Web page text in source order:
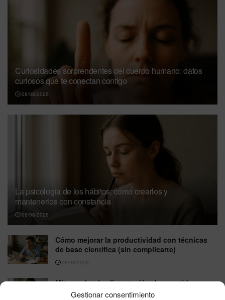
Gestionar consentimiento
Curiosidades sorprendentes del cuerpo humano: datos
curiosos que te conectan contigo
08/08/2026
La psicología de los hábitos: cómo crearlos y
mantenerlos con constancia
08/08/2026
Cómo mejorar la productividad con técnicas
de base científica (sin complicarte)
08/08/2026
Mitos sobre la alimentación desmentidos por
la ciencia: lo que conviene saber